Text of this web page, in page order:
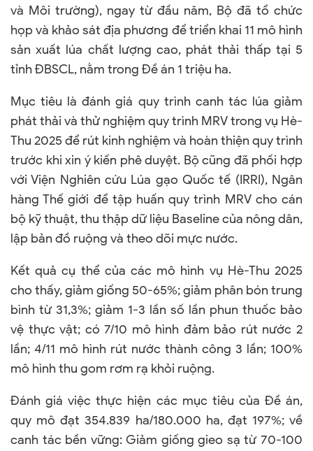
và Môi trường), ngay từ đầu năm, Bộ đã tổ chức
họp và khảo sát địa phương để triển khai 11 mô hình
sản xuất lúa chất lượng cao, phát thải thấp tại 5
tỉnh ĐBSCL, nằm trong Đề án 1 triệu ha.
Mục tiêu là đánh giá quy trình canh tác lúa giảm
phát thải và thử nghiệm quy trình MRV trong vụ Hè-
Thu 2025 để rút kinh nghiệm và hoàn thiện quy trình
trước khi xin ý kiến phê duyệt. Bộ cũng đã phối hợp
với Viện Nghiên cứu Lúa gạo Quốc tế (IRRI), Ngân
hàng Thế giới để tập huấn quy trình MRV cho cán
bộ kỹ thuật, thu thập dữ liệu Baseline của nông dân,
lập bản đồ ruộng và theo dõi mực nước.
Kết quả cụ thể của các mô hình vụ Hè-Thu 2025
cho thấy, giảm giống 50-65%; giảm phân bón trung
bình từ 31,3%; giảm 1-3 lần số lần phun thuốc bảo
vệ thực vật; có 7/10 mô hình đảm bảo rút nước 2
lần; 4/11 mô hình rút nước thành công 3 lần; 100%
mô hình thu gom rơm rạ khỏi ruộng.
Đánh giá việc thực hiện các mục tiêu của Đề án,
quy mô đạt 354.839 ha/180.000 ha, đạt 197%; về
canh tác bền vững: Giảm giống gieo sạ từ 70-100